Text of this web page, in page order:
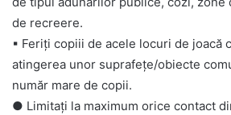
de recreere.
▪ Feriți copiii de acele locuri de joacă
atingerea unor suprafețe/obiecte
număr mare de copii.
● Limitați la maximum orice contact